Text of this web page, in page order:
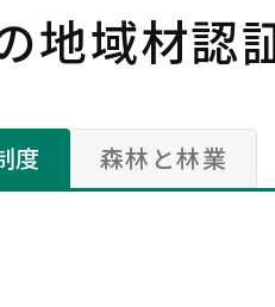
地域材認
度 森林と林業